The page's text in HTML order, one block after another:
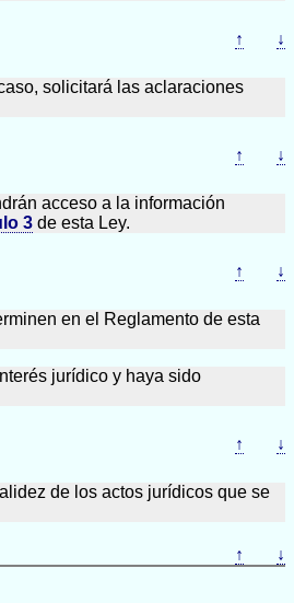
↑ ↓
solicitará las aclaraciones
↑ ↓
acceso a la información
3 de esta Ley.
↑ ↓
en el Reglamento de esta
jurídico y haya sido
↑ ↓
de los actos jurídicos que se
↑ ↓